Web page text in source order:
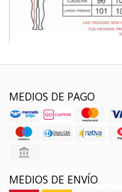
MEDIOS DE PAGO
MEDIOS DE ENVÍO